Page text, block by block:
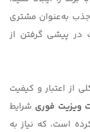
جذب به‌عنوان مشتری
در پیشی گرفتن از
از اعتبار و کیفیت
ویزیت فوری شرایط
است، که نیاز به